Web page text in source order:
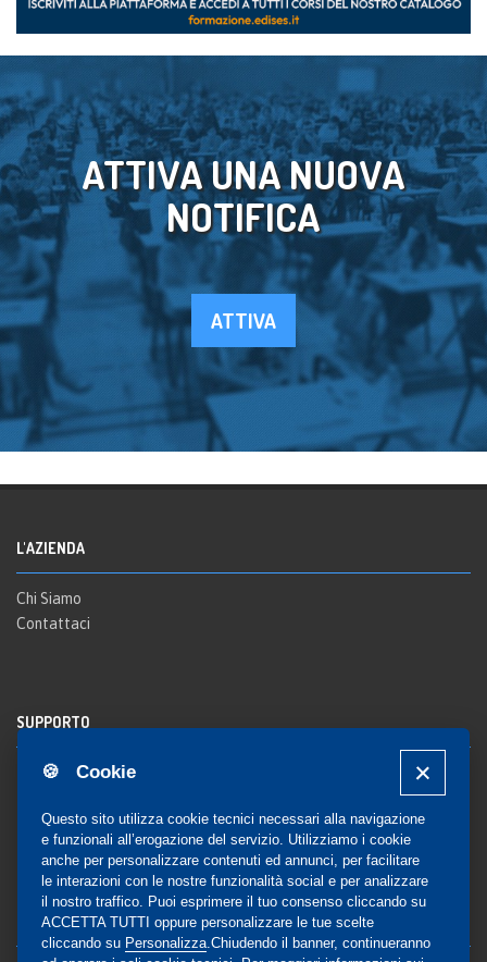
🍪 Cookie
Questo sito utilizza cookie tecnici necessari alla navigazione
e funzionali all’erogazione del servizio. Utilizziamo i cookie
anche per personalizzare contenuti ed annunci, per facilitare
le interazioni con le nostre funzionalità social e per analizzare
il nostro traffico. Puoi esprimere il tuo consenso cliccando su
ACCETTA TUTTI oppure personalizzare le tue scelte
cliccando su Personalizza .Chiudendo il banner, continueranno
ATTIVA UNA NUOVA
NOTIFICA
ATTIVA
L'AZIENDA
Chi Siamo
Contattaci
SUPPORTO
Registrazione al sito
Notifica
COMMUNITY